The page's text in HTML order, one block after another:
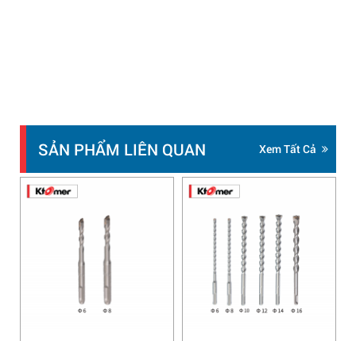
SẢN PHẨM LIÊN QUAN Xem Tất Cả